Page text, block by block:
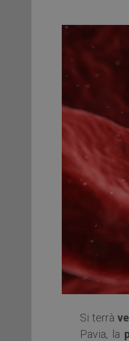
Si terrà
Pavia, la